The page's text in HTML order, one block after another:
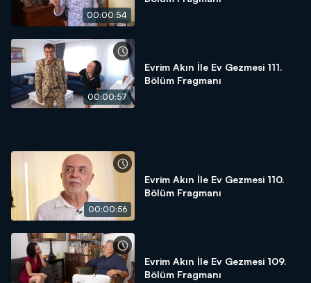
00:00:54
00:00:57
Evrim Akın İle Ev Gezmesi 111.
Bölüm Fragmanı
00:00:56
Evrim Akın İle Ev Gezmesi 110.
Bölüm Fragmanı
Evrim Akın İle Ev Gezmesi 109.
Bölüm Fragmanı